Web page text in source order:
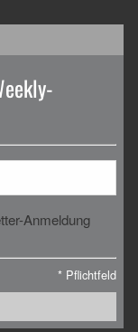
Anmeldung
* Pflichtfeld